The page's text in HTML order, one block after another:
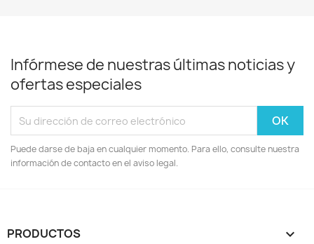
Infórmese de nuestras últimas noticias y
ofertas especiales
Puede darse de baja en cualquier momento. Para ello, consulte nuestra
información de contacto en el aviso legal.
PRODUCTOS 